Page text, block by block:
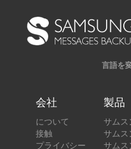
言語を
会社
について
接触
プライバシー
製品
サムス
サムス
サムス